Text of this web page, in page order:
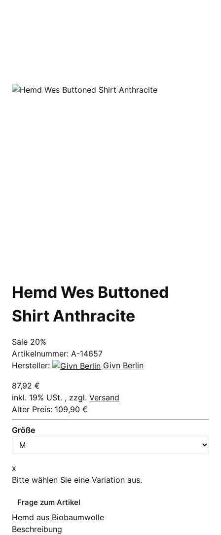
Hemd Wes Buttoned
Shirt Anthracite
Sale 20%
Artikelnummer: A-14657
Hersteller:
Givn Berlin
87,92 €
inkl. 19% USt. , zzgl. Versand
Alter Preis: 109,90 €
Größe
x
Bitte wählen Sie eine Variation aus.
Frage zum Artikel
Hemd aus Biobaumwolle
Beschreibung